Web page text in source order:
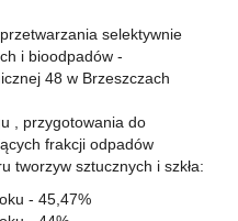
selektywnie
i bioodpadów -
48 w Brzeszczach
, przygotowania do
frakcji odpadów
tworzyw sztucznych i szkła:
- 45,47%